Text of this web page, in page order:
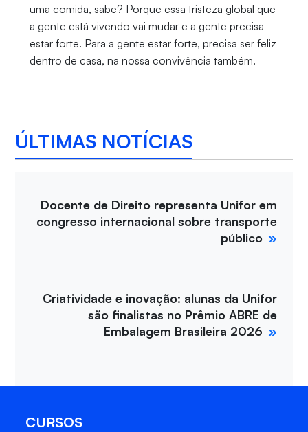
uma comida, sabe? Porque essa tristeza global que
a gente está vivendo vai mudar e a gente precisa
estar forte. Para a gente estar forte, precisa ser feliz
dentro de casa, na nossa convivência também.
ÚLTIMAS NOTÍCIAS
Docente de Direito representa Unifor em
congresso internacional sobre transporte
público
Criatividade e inovação: alunas da Unifor
são finalistas no Prêmio ABRE de
Embalagem Brasileira 2026
CURSOS